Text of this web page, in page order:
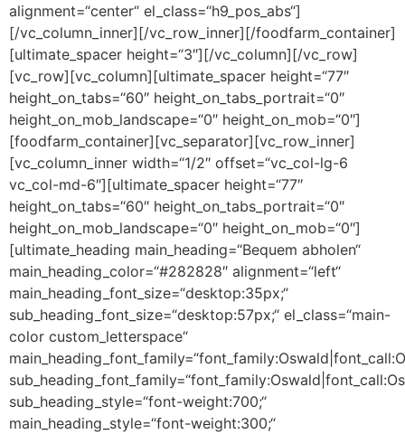
alignment=“center“ el_class=“h9_pos_abs“]
[/vc_column_inner][/vc_row_inner][/foodfarm_container]
[ultimate_spacer height=“3″][/vc_column][/vc_row]
[vc_row][vc_column][ultimate_spacer height=“77″
height_on_tabs=“60″ height_on_tabs_portrait=“0″
height_on_mob_landscape=“0″ height_on_mob=“0″]
[foodfarm_container][vc_separator][vc_row_inner]
[vc_column_inner width=“1/2″ offset=“vc_col-lg-6
vc_col-md-6″][ultimate_spacer height=“77″
height_on_tabs=“60″ height_on_tabs_portrait=“0″
height_on_mob_landscape=“0″ height_on_mob=“0″]
[ultimate_heading main_heading=“Bequem abholen“
main_heading_color=“#282828″ alignment=“left“
main_heading_font_size=“desktop:35px;“
sub_heading_font_size=“desktop:57px;“ el_class=“main-
color custom_letterspace“
sub_heading_style=“font-weight:700;“
main_heading_style=“font-weight:300;“